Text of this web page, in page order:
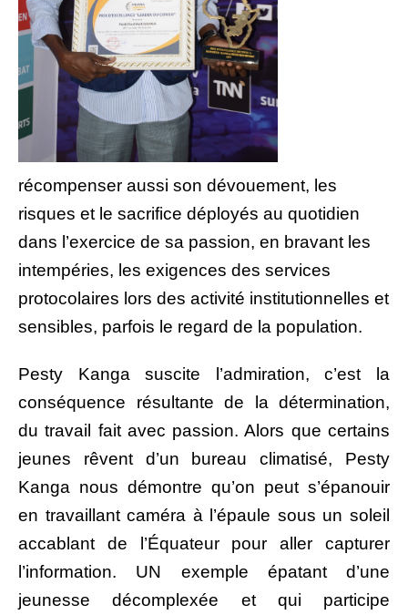
récompenser aussi son dévouement, les
risques et le sacrifice déployés au quotidien
dans l’exercice de sa passion, en bravant les
intempéries, les exigences des services
protocolaires lors des activité institutionnelles et
sensibles, parfois le regard de la population.
Pesty Kanga suscite l’admiration, c’est la
conséquence résultante de la détermination,
du travail fait avec passion. Alors que certains
jeunes rêvent d’un bureau climatisé, Pesty
Kanga nous démontre qu’on peut s’épanouir
en travaillant caméra à l’épaule sous un soleil
accablant de l’Équateur pour aller capturer
l’information. UN exemple épatant d’une
jeunesse décomplexée et qui participe